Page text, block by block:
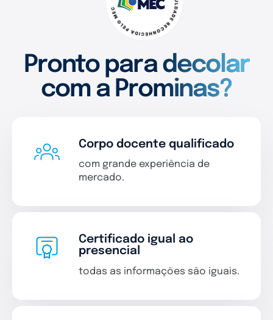
Pronto para decolar
com a Prominas?
Corpo docente qualificado
com grande experiência de
mercado.
Certificado igual ao
presencial
todas as informações são iguais.